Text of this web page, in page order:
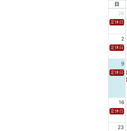
日
26
定休日
2
定休日
9
定休日
16
定休日
23